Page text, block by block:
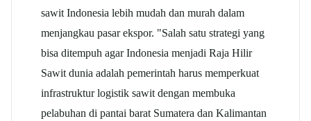
sawit Indonesia lebih mudah dan murah dalam
menjangkau pasar ekspor. "Salah satu strategi yang
bisa ditempuh agar Indonesia menjadi Raja Hilir
Sawit dunia adalah pemerintah harus memperkuat
infrastruktur logistik sawit dengan membuka
pelabuhan di pantai barat Sumatera dan Kalimantan